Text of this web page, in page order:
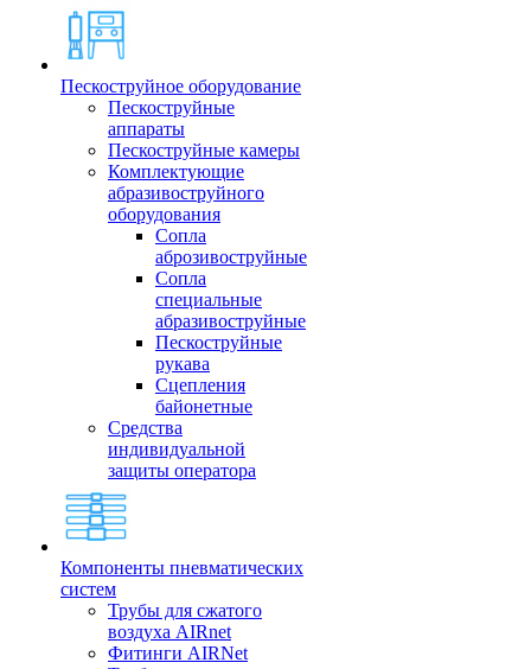
Пескоструйное оборудование
Пескоструйные
аппараты
Пескоструйные камеры
Комплектующие
абразивоструйного
оборудования
Сопла
аброзивоструйные
Сопла
специальные
абразивоструйные
Пескоструйные
рукава
Сцепления
байонетные
Средства
индивидуальной
защиты оператора
Компоненты пневматических
систем
Трубы для сжатого
воздуха AIRnet
Фитинги AIRNet